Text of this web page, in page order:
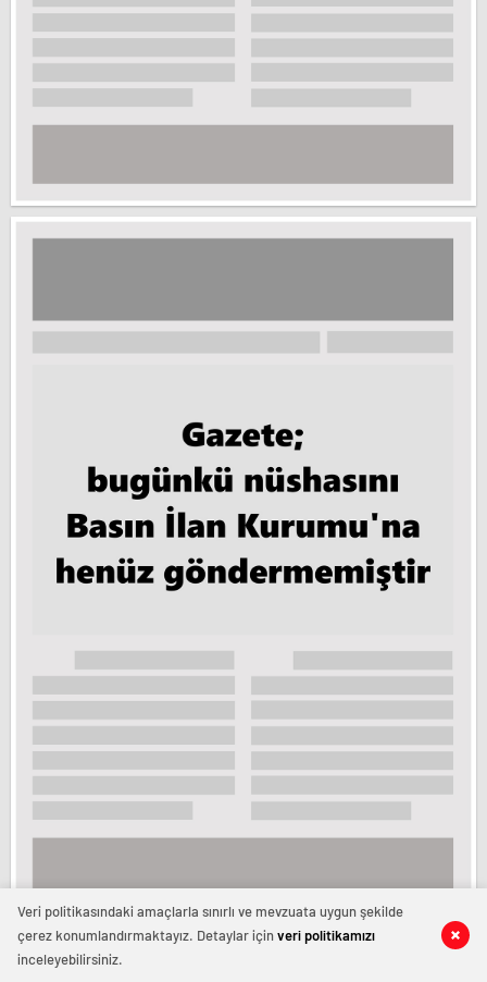
Tüm Hakları Saklıdır. Horoz Gazetesi - Copyright © 2024
Veri politikasındaki amaçlarla sınırlı ve mevzuata uygun şekilde
çerez konumlandırmaktayız. Detaylar içinveri politikamızı
inceleyebilirsiniz.